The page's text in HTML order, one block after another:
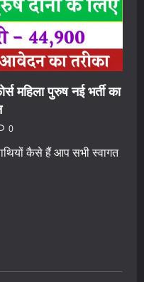
महिला पुरुष नई भर्ती का
0
कैसे हैं आप सभी स्वागत